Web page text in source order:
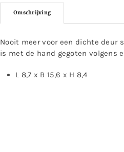
Omschrijving
Nooit meer voor een dichte deur
is met de hand gegoten volgens
L 8,7 x B 15,6 x H 8,4